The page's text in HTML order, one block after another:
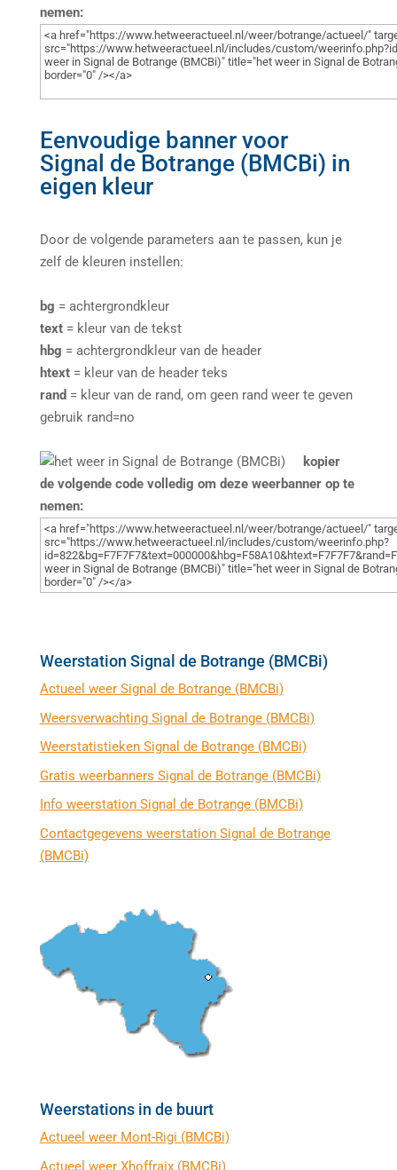
nemen:
Eenvoudige banner voor
Signal de Botrange (BMCBi) in
eigen kleur
Door de volgende parameters aan te passen, kun je
zelf de kleuren instellen:
bg = achtergrondkleur
text= kleur van de tekst
hbg = achtergrondkleur van de header
htext = kleur van de header teks
rand = kleur van de rand, om geen rand weer te geven
gebruik rand=no
kopier
de volgende code volledig om deze weerbanner op te
nemen:
Weerstation Signal de Botrange (BMCBi)
Actueel weer Signal de Botrange (BMCBi)
Weersverwachting Signal de Botrange (BMCBi)
Weerstatistieken Signal de Botrange (BMCBi)
Gratis weerbanners Signal de Botrange (BMCBi)
Info weerstation Signal de Botrange (BMCBi)
Contactgegevens weerstation Signal de Botrange
(BMCBi)
Weerstations in de buurt
Actueel weer Mont-Rigi (BMCBi)
Actueel weer Xhoffraix (BMCBi)